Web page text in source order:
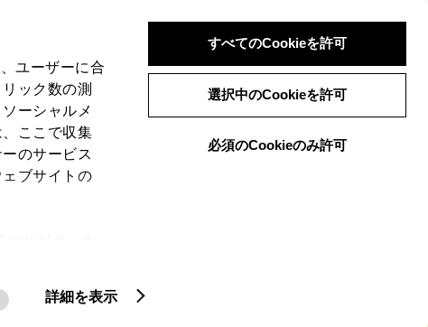
ユーザーに合
ック数の測
ーシャルメ
ここで収集
のサービス
ブサイトの
詳細を表示
すべてのCookieを許可
選択中のCookieを許可
必須のCookieのみ許可
ログイン 検索 メニュー